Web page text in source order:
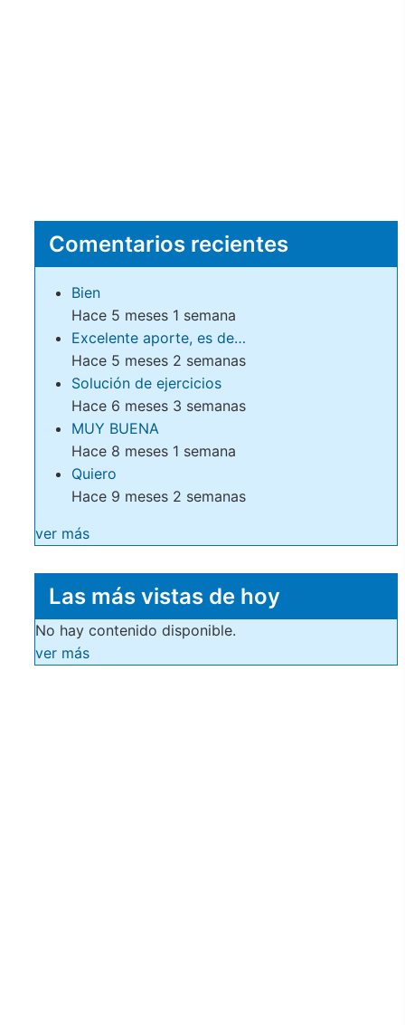
Comentarios recientes
Bien
Hace 5 meses 1 semana
Excelente aporte, es de…
Hace 5 meses 2 semanas
Solución de ejercicios
Hace 6 meses 3 semanas
MUY BUENA
Hace 8 meses 1 semana
Quiero
Hace 9 meses 2 semanas
ver más
Las más vistas de hoy
No hay contenido disponible.
ver más